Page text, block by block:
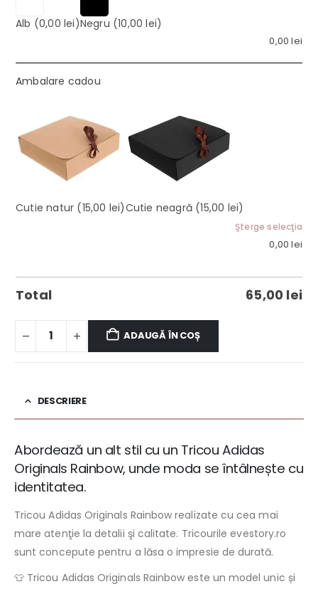
Alb (0,00 lei)Negru (10,00 lei)
0,00lei
Ambalare cadou
Cutie natur (15,00 lei)Cutie neagră (15,00 lei)
Şterge selecţia
0,00lei
Total 65,00 lei
ADAUGĂ ÎN COȘ
DESCRIERE
Abordează un alt stil cu un Tricou Adidas
Originals Rainbow, unde moda se întâlnește cu
identitatea.
Tricou Adidas Originals Rainbow realizate cu cea mai
mare atenţie la detalii şi calitate. Tricourile evestory.ro
sunt concepute pentru a lăsa o impresie de durată.
👕 Tricou Adidas Originals Rainbow este un model unic și